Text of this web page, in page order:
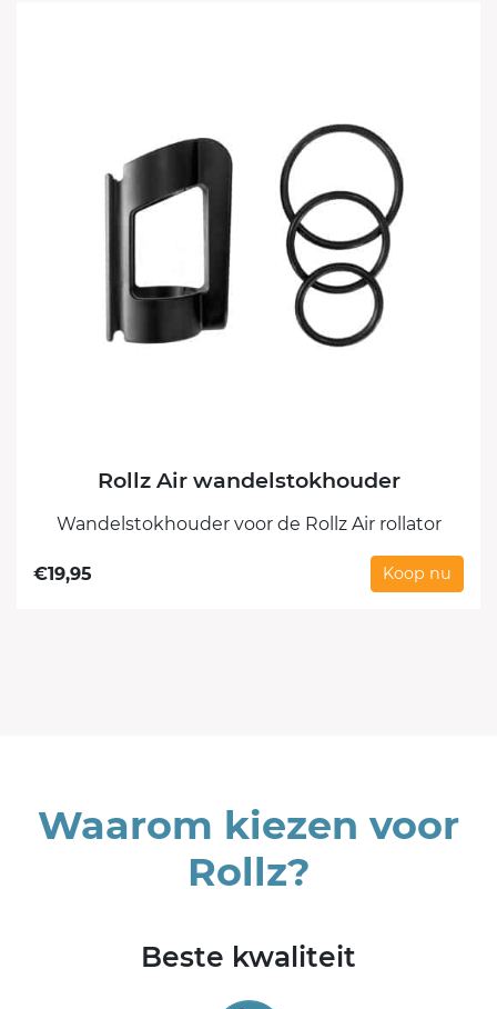
Rollz Air wandelstokhouder
Wandelstokhouder voor de Rollz Air rollator
€19,95 Koop nu
Waarom kiezen voor
Rollz?
Beste kwaliteit